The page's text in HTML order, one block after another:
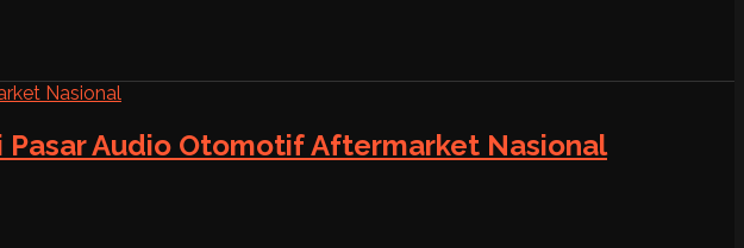
Pasar Audio Otomotif Aftermarket Nasional